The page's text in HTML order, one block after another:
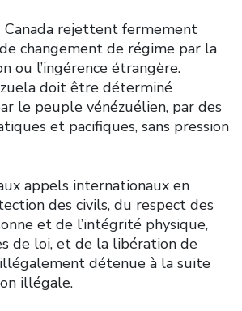
Canada rejettent fermement
changement de régime par la
ou l’ingérence étrangère.
doit être déterminé
le peuple vénézuélien, par des
et pacifiques, sans pression
appels internationaux en
des civils, du respect des
et de l’intégrité physique,
de loi, et de la libération de
détenue à la suite
illégale.